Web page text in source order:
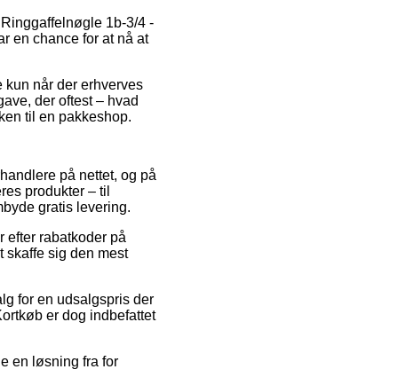
1b-3/4 -
en chance for at nå at
kun når der erhverves
der oftest – hvad
til en pakkeshop.
på nettet, og på
produkter – til
gratis levering.
efter rabatkoder på
skaffe sig den mest
for en udsalgspris der
er dog indbefattet
en løsning fra for